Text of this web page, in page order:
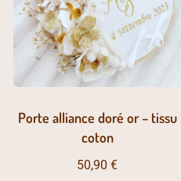
Porte alliance doré or – tissu
coton
50,90 €